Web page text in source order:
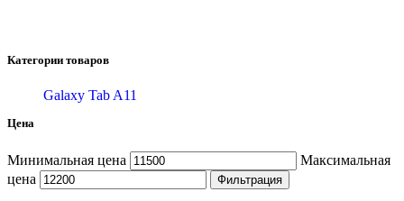
Категории товаров
Galaxy Tab A11
Цена
Минимальная цена
Максимальная
цена
Фильтрация